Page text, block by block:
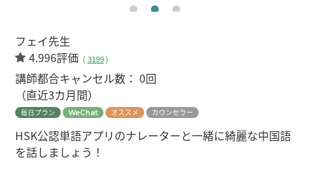
フェイ先生
4.996評価 ( 3199)
講師都合キャンセル数：0回
（直近3カ月間）
毎日プラン WeChat オススメ カウンセラー
HSK公認単語アプリのナレーターと一緒に綺麗な中国語
を話しましょう！